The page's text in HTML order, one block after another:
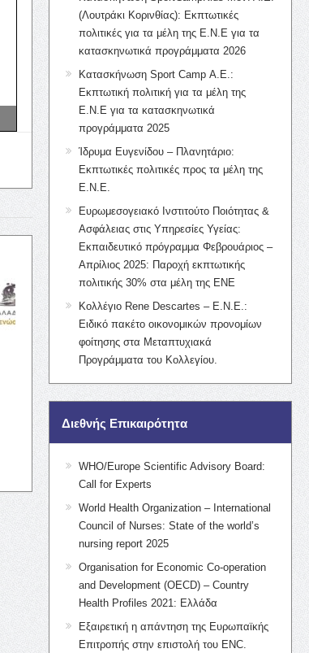
(Λουτράκι Κορινθίας): Εκπτωτικές
πολιτικές για τα μέλη της Ε.Ν.Ε για τα
κατασκηνωτικά προγράμματα 2026
Κατασκήνωση Sport Camp Α.Ε.:
Εκπτωτική πολιτική για τα μέλη της
Ε.Ν.Ε για τα κατασκηνωτικά
προγράμματα 2025
Ίδρυμα Ευγενίδου – Πλανητάριο:
Εκπτωτικές πολιτικές προς τα μέλη της
Ε.Ν.Ε.
Ευρωμεσογειακό Ινστιτούτο Ποιότητας &
Ασφάλειας στις Υπηρεσίες Υγείας:
Εκπαιδευτικό πρόγραμμα Φεβρουάριος –
Απρίλιος 2025: Παροχή εκπτωτικής
πολιτικής 30% στα μέλη της ΕΝΕ
Κολλέγιο Rene Descartes – Ε.Ν.Ε.:
Ειδικό πακέτο οικονομικών προνομίων
φοίτησης στα Μεταπτυχιακά
Προγράμματα του Κολλεγίου.
Διεθνής Επικαιρότητα
WHO/Europe Scientific Advisory Board:
Call for Experts
World Health Organization – International
Council of Nurses: State of the world’s
nursing report 2025
Organisation for Economic Co-operation
and Development (OECD) – Country
Health Profiles 2021: Ελλάδα
Εξαιρετική η απάντηση της Ευρωπαϊκής
Επιτροπής στην επιστολή του ENC.